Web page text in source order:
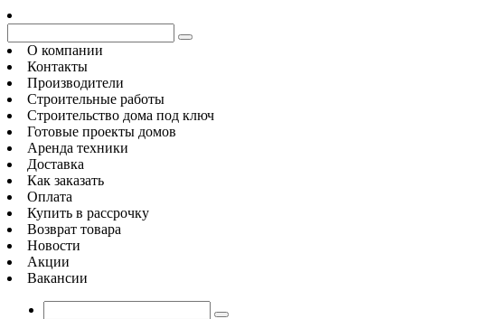
О компании
Контакты
Производители
Строительные работы
Строительство дома под ключ
Готовые проекты домов
Аренда техники
Доставка
Как заказать
Оплата
Купить в рассрочку
Возврат товара
Новости
Акции
Вакансии